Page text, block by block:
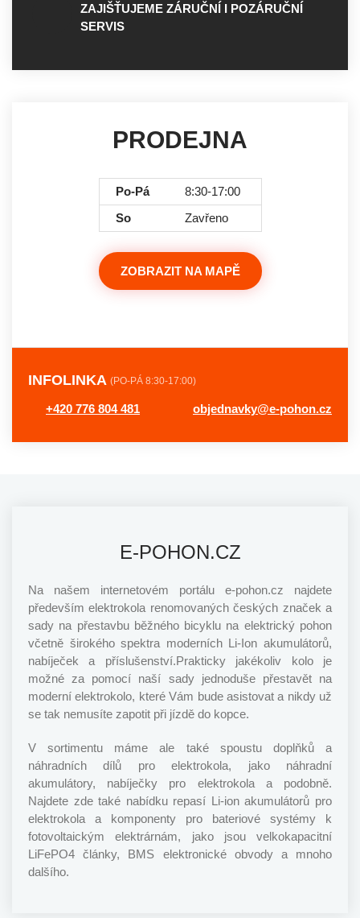
ZAJIŠŤUJEME ZÁRUČNÍ I POZÁRUČNÍ
SERVIS
PRODEJNA
Po-Pá
8:30-17:00
So
Zavřeno
ZOBRAZIT NA MAPĚ
INFOLINKA (PO-PÁ 8:30-17:00)
+420 776 804 481 objednavky@e-pohon.cz
E-POHON.CZ
Na našem internetovém portálu e-pohon.cz najdete
především elektrokola renomovaných českých značek a
sady na přestavbu běžného bicyklu na elektrický pohon
včetně širokého spektra moderních Li-Ion akumulátorů,
nabíječek a příslušenství.Prakticky jakékoliv kolo je
možné za pomocí naší sady jednoduše přestavět na
moderní elektrokolo, které Vám bude asistovat a nikdy už
se tak nemusíte zapotit při jízdě do kopce.
V sortimentu máme ale také spoustu doplňků a
náhradních dílů pro elektrokola, jako náhradní
akumulátory, nabíječky pro elektrokola a podobně.
Najdete zde také nabídku repasí Li-ion akumulátorů pro
elektrokola a komponenty pro bateriové systémy k
fotovoltaickým elektrárnám, jako jsou velkokapacitní
LiFePO4 články, BMS elektronické obvody a mnoho
dalšího.